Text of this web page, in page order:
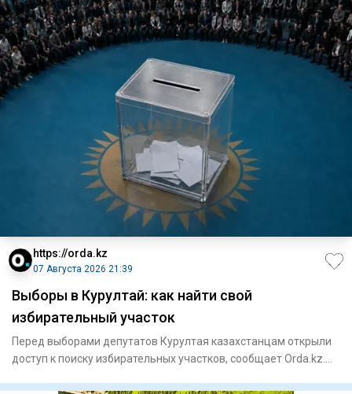
https://orda.kz
07 Августа 2026 21:39
Выборы в Курултай: как найти свой
избирательный участок
Перед выборами депутатов Курултая казахстанцам открыли
доступ к поиску избирательных участков, сообщает Orda.kz.